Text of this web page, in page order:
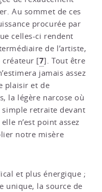
Au sommet de ces
procurée par
celles-ci rendent
de l’artiste,
créateur [7]. Tout être
jamais assez
plaisir et de
la légère narcose où
simple retraite devant
n’est point assez
notre misère
et plus énergique ;
unique, la source de